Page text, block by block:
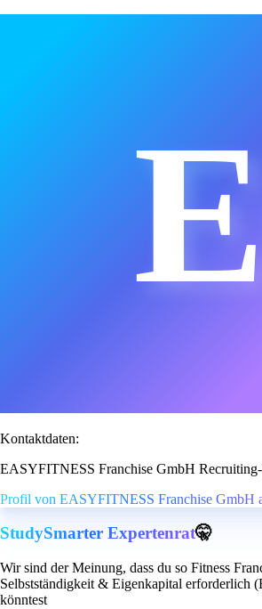
Kontaktdaten:
EASYFITNESS Franchise GmbH
Profil von EASYFITNESS Franchise GmbH
StudySmarter Expertenrat🤫
Wir sind der Meinung, dass du so Fitness
Selbstständigkeit & Eigenkapital erforderlich
könntest